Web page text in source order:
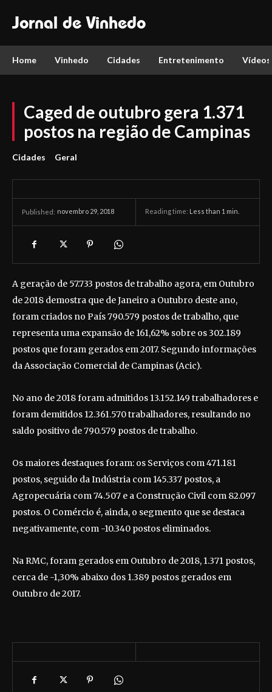
Jornal de Vinhedo
Home Vinhedo Cidades Entretenimento Vídeos
Caged de outubro gera 1.371
postos na região de Campinas
Cidades Geral
Published: novembro 29, 2018 Reading time: Less than 1 min.
A geração de 57.733 postos de trabalho agora, em Outubro
de 2018 demostra que de Janeiro a Outubro deste ano,
foram criados no País 790.579 postos de trabalho, que
representa uma expansão de 161,62% sobre os 302.189
postos que foram gerados em 2017. Segundo informações
da Associação Comercial de Campinas (Acic).
No ano de 2018 foram admitidos 13.152.149 trabalhadores e
foram demitidos 12.361.570 trabalhadores, resultando no
saldo positivo de 790.579 postos de trabalho.
Os maiores destaques foram: os Serviços com 471.181
postos, seguido da Indústria com 145.337 postos, a
Agropecuária com 74.507 e a Construção Civil com 82.097
postos. O Comércio é, ainda, o segmento que se destaca
negativamente, com -10.340 postos eliminados.
Na RMC, foram gerados em Outubro de 2018, 1.371 postos,
cerca de -1,30% abaixo dos 1.389 postos gerados em
Outubro de 2017.